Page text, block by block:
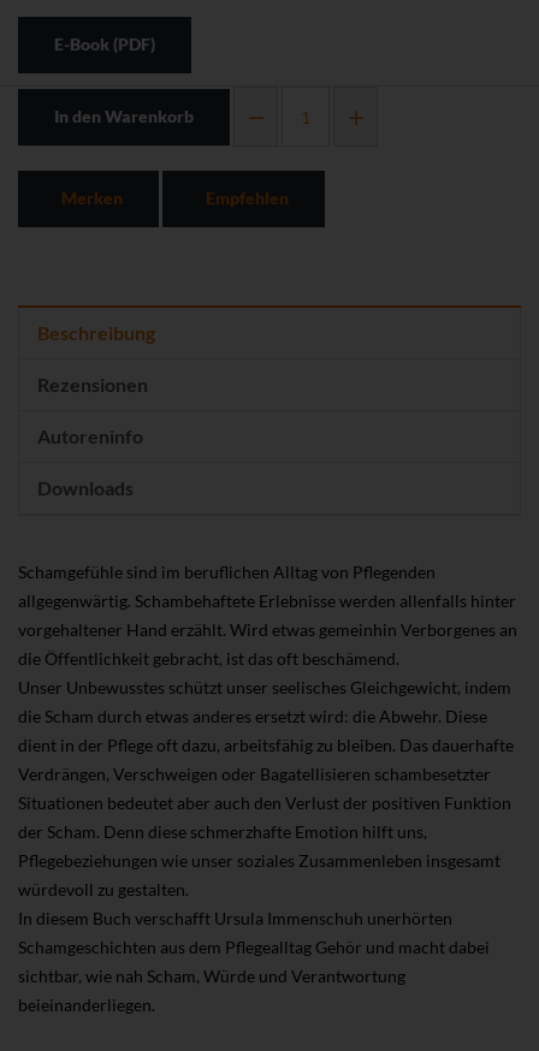
E-Book (PDF)
In den Warenkorb
Merken Empfehlen
Beschreibung
Rezensionen
Autoreninfo
Downloads
Schamgefühle sind im beruflichen Alltag von Pflegenden
allgegenwärtig. Schambehaftete Erlebnisse werden allenfalls hinter
vorgehaltener Hand erzählt. Wird etwas gemeinhin Verborgenes an
die Öffentlichkeit gebracht, ist das oft beschämend.
Unser Unbewusstes schützt unser seelisches Gleichgewicht, indem
die Scham durch etwas anderes ersetzt wird: die Abwehr. Diese
dient in der Pflege oft dazu, arbeitsfähig zu bleiben. Das dauerhafte
Verdrängen, Verschweigen oder Bagatellisieren schambesetzter
Situationen bedeutet aber auch den Verlust der positiven Funktion
der Scham. Denn diese schmerzhafte Emotion hilft uns,
Pflegebeziehungen wie unser soziales Zusammenleben insgesamt
würdevoll zu gestalten.
In diesem Buch verschafft Ursula Immenschuh unerhörten
Schamgeschichten aus dem Pflegealltag Gehör und macht dabei
sichtbar, wie nah Scham, Würde und Verantwortung
beieinanderliegen.